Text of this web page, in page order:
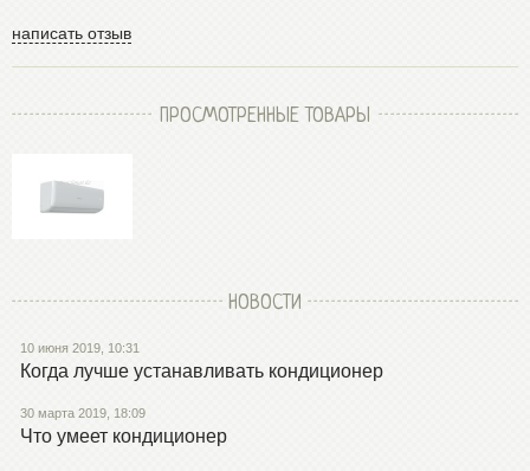
написать отзыв
ПРОСМОТРЕННЫЕ ТОВАРЫ
НОВОСТИ
10 июня 2019, 10:31
Когда лучше устанавливать кондиционер
30 марта 2019, 18:09
Что умеет кондиционер